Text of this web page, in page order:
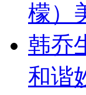
檬）
韩乔
和谐